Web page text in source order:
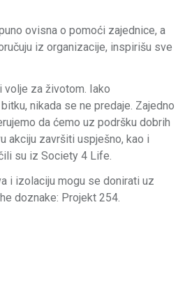
ovisna o pomoći zajednice, a
iz organizacije, inspirišu sve
za životom. Iako
nikada se ne predaje. Zajedno
da ćemo uz podršku dobrih
akciju završiti uspješno, kao i
su iz Society 4 Life.
i izolaciju mogu se donirati uz
doznake: Projekt 254.